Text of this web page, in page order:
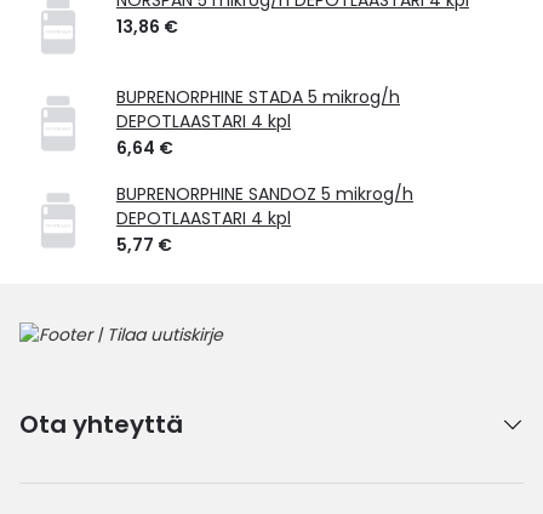
13,86 €
BUPRENORPHINE STADA 5 mikrog/h
DEPOTLAASTARI 4 kpl
6,64 €
BUPRENORPHINE SANDOZ 5 mikrog/h
DEPOTLAASTARI 4 kpl
5,77 €
Ota yhteyttä